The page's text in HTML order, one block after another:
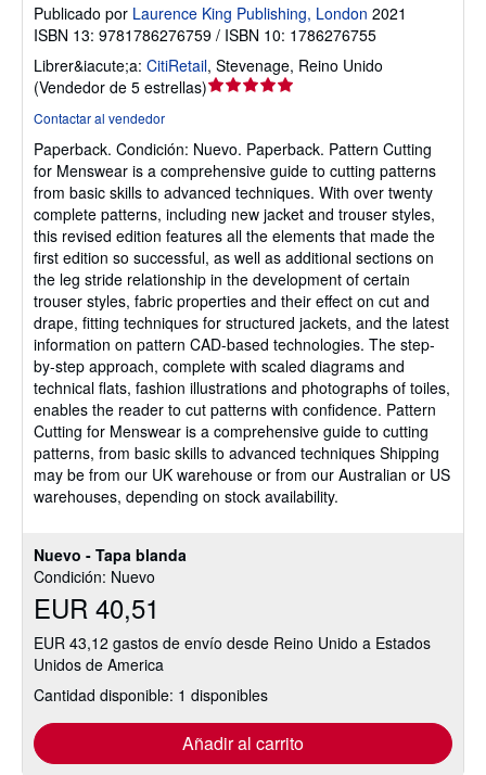
Nuevo - Tapa blanda
Condición: Nuevo
EUR 40,51
EUR 43,12 gastos de envío desde Reino Unido a Estados
Unidos de America
Cantidad disponible: 1 disponibles
Añadir al carrito
Publicado por Laurence King Publishing, London 2021
ISBN 13: 9781786276759 / ISBN 10: 1786276755
Librer&iacute;a: CitiRetail, Stevenage, Reino Unido
(Vendedor de 5 estrellas)Calificación
5
de
5
estrellas
Contactar al vendedor
Paperback. Condición: Nuevo. Paperback. Pattern Cutting
for Menswear is a comprehensive guide to cutting patterns
from basic skills to advanced techniques. With over twenty
complete patterns, including new jacket and trouser styles,
this revised edition features all the elements that made the
first edition so successful, as well as additional sections on
the leg stride relationship in the development of certain
trouser styles, fabric properties and their effect on cut and
drape, fitting techniques for structured jackets, and the latest
information on pattern CAD-based technologies. The step-
by-step approach, complete with scaled diagrams and
technical flats, fashion illustrations and photographs of toiles,
enables the reader to cut patterns with confidence. Pattern
Cutting for Menswear is a comprehensive guide to cutting
patterns, from basic skills to advanced techniques Shipping
may be from our UK warehouse or from our Australian or US
warehouses, depending on stock availability.